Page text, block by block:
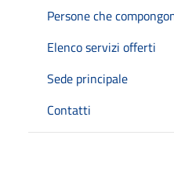
Persone che
Elenco servizi offerti
Sede principale
Contatti